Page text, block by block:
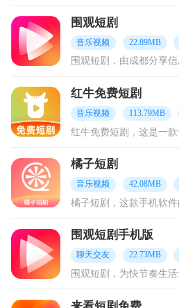
围观短剧
音乐视频 22.89MB
红牛免费短剧
音乐视频 113.79MB
橘子短剧
音乐视频 42.08MB
围观短剧手机版
聊天交友 22.73MB